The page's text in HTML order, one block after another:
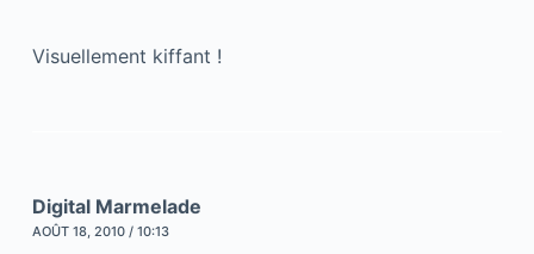
Visuellement kiffant !
Digital Marmelade
AOÛT 18, 2010 / 10:13